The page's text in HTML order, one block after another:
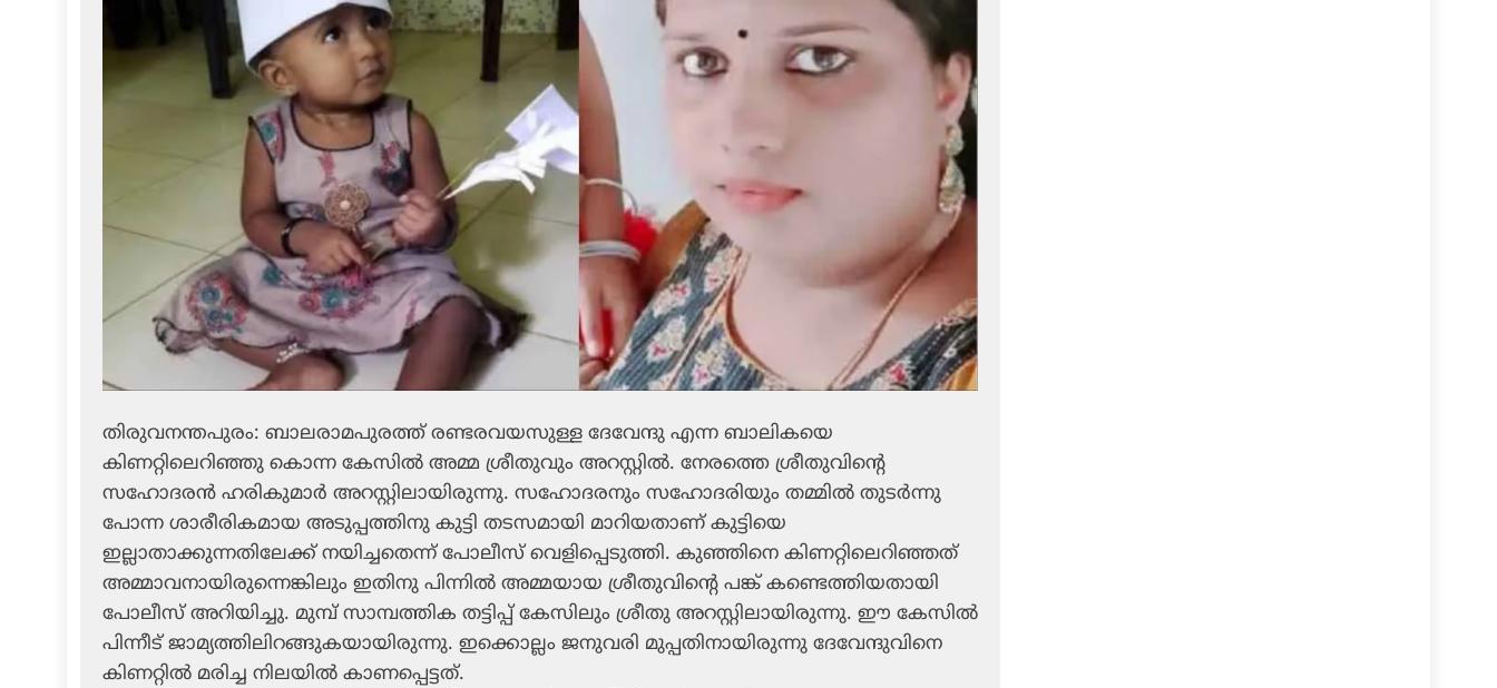
തിരുവനന്തപുരം: ബാലരാമപുരത്ത് രണ്ടരവയസുള്ള ദേവേന്ദു എന്ന ബാലികയെ
കിണറ്റിലെറിഞ്ഞു കൊന്ന കേസില്‍ അമ്മ ശ്രീതുവും അറസ്റ്റില്‍. നേരത്തെ ശ്രീതുവിന്റെ
സഹോദരന്‍ ഹരികുമാര്‍ അറസ്റ്റിലായിരുന്നു. സഹോദരനും സഹോദരിയും തമ്മില്‍ തുടര്‍ന്നു
പോന്ന ശാരീരികമായ അടുപ്പത്തിനു കുട്ടി തടസമായി മാറിയതാണ് കുട്ടിയെ
ഇല്ലാതാക്കുന്നതിലേക്ക് നയിച്ചതെന്ന് പോലീസ് വെളിപ്പെടുത്തി. കുഞ്ഞിനെ കിണറ്റിലെറിഞ്ഞത്
അമ്മാവനായിരുന്നെങ്കിലും ഇതിനു പിന്നില്‍ അമ്മയായ ശ്രീതുവിന്റെ പങ്ക് കണ്ടെത്തിയതായി
പോലീസ് അറിയിച്ചു. മുമ്പ് സാമ്പത്തിക തട്ടിപ്പ് കേസിലും ശ്രീതു അറസ്റ്റിലായിരുന്നു. ഈ കേസില്‍
പിന്നീട് ജാമ്യത്തിലിറങ്ങുകയായിരുന്നു. ഇക്കൊല്ലം ജനുവരി മുപ്പതിനായിരുന്നു ദേവേന്ദുവിനെ
കിണറ്റില്‍ മരിച്ച നിലയില്‍ കാണപ്പെട്ടത്.